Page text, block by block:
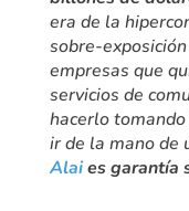
era de la
sobre-
empresas que
servicios de
hacerlo
ir de la mano de
Alaies garantía